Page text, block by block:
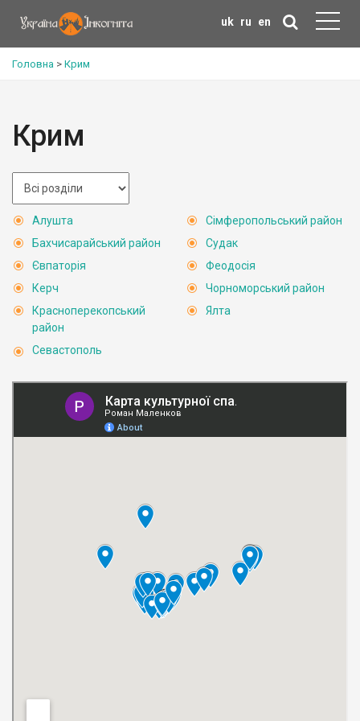
uk ru en
Головна > Крим
Крим
Алушта
Бахчисарайський район
Євпаторія
Керч
Красноперекопський
район
Севастополь
Сімферопольський район
Судак
Феодосія
Чорноморський район
Ялта